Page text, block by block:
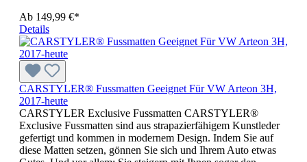
Ab 149,99 €*
Details
CARSTYLER® Fussmatten Geeignet Für VW Arteon 3H,
2017-heute
CARSTYLER Exclusive Fussmatten CARSTYLER®
Exclusive Fussmatten sind aus strapazierfähigem Kunstleder
gefertigt und kommen in modernem Design. Indem Sie auf
diese Matten setzen, gönnen Sie sich und Ihrem Auto etwas